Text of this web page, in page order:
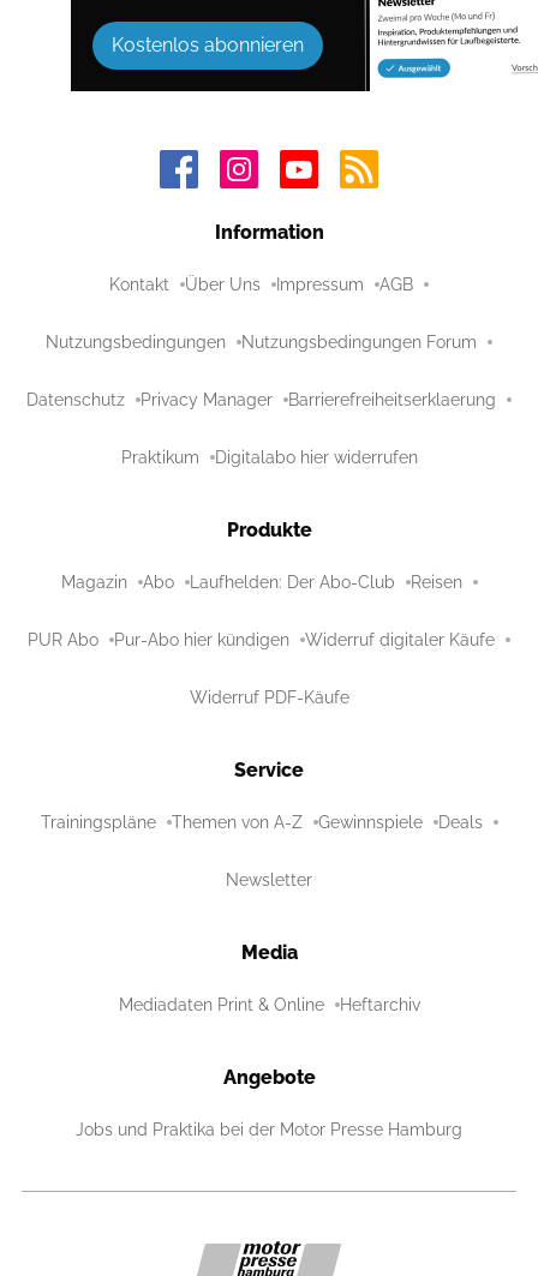
Kostenlos abonnieren
Information
Kontakt Über Uns Impressum AGB
Nutzungsbedingungen Nutzungsbedingungen Forum
Datenschutz Privacy Manager Barrierefreiheitserklaerung
Praktikum Digitalabo hier widerrufen
Produkte
Magazin Abo Laufhelden: Der Abo-Club Reisen
PUR Abo Pur-Abo hier kündigen Widerruf digitaler Käufe
Widerruf PDF-Käufe
Service
Trainingspläne Themen von A-Z Gewinnspiele Deals
Newsletter
Media
Mediadaten Print & Online Heftarchiv
Angebote
Jobs und Praktika bei der Motor Presse Hamburg